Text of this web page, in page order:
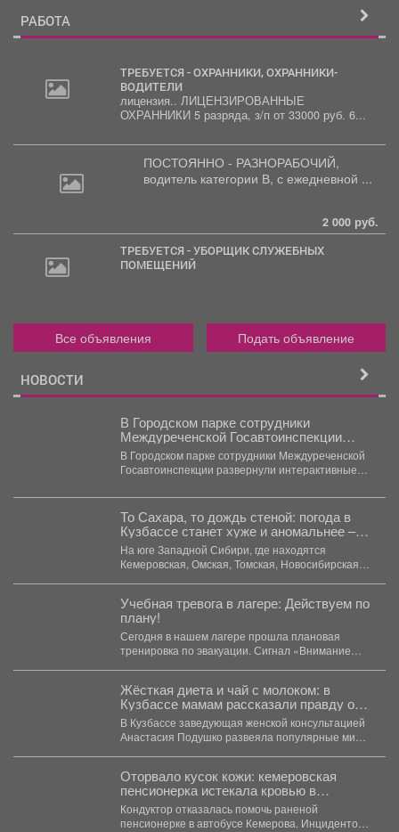
РАБОТА
ТРЕБУЕТСЯ - ОХРАННИКИ, ОХРАННИКИ-
ВОДИТЕЛИ
лицензия.. ЛИЦЕНЗИРОВАННЫЕ
ОХРАННИКИ 5 разряда, з/п от 33000 руб. 6...
ПОСТОЯННО - РАЗНОРАБОЧИЙ,
водитель категории В, с ежедневной ...
2 000 руб.
ТРЕБУЕТСЯ - УБОРЩИК СЛУЖЕБНЫХ
ПОМЕЩЕНИЙ
Все объявления Подать объявление
НОВОСТИ
В Городском парке сотрудники
Междуреченской Госавтоинспекции
развернули интерактивные
профилактические площадки
В Городском парке сотрудники Междуреченской
Госавтоинспекции развернули интерактивные
Правил дорожного движения...
То Сахара, то дождь стеной: погода в
Кузбассе станет хуже и аномальнее –
причина
На юге Западной Сибири, где находятся
Кемеровская, Омская, Томская, Новосибирская
Учебная тревога в лагере: Действуем по
плану!
Сегодня в нашем лагере прошла плановая
тренировка по эвакуации. Сигнал «Внимание
Жёсткая диета и чай с молоком: в
Кузбассе мамам рассказали правду о
грудном вскармливании
В Кузбассе заведующая женской консультацией
Анастасия Подушко развеяла популярные мифы
Оторвало кусок кожи: кемеровская
пенсионерка истекала кровью в
автобусе
Кондуктор отказалась помочь раненой
пенсионерке в автобусе Кемерова. Инцидентом